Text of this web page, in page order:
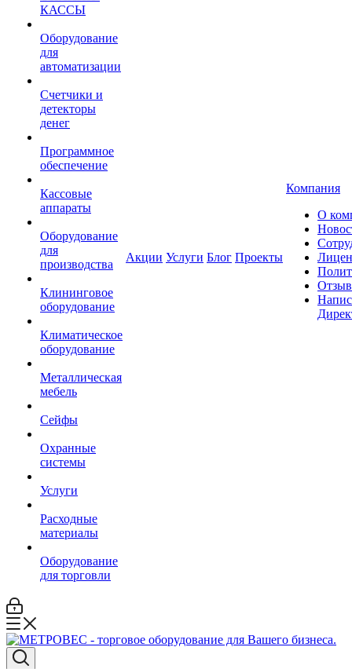
КАССЫ
Оборудование
для
автоматизации
Счетчики и
детекторы
денег
Программное
обеспечение
Кассовые
аппараты
Оборудование
для
производства
Клининговое
оборудование
Климатическое
оборудование
Металлическая
мебель
Сейфы
Охранные
системы
Услуги
Расходные
материалы
Оборудование
для торговли
Акции Услуги Блог Проекты
Компания
О